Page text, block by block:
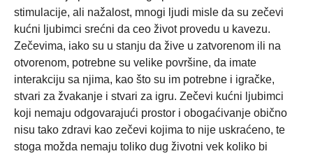
stimulacije, ali nažalost, mnogi ljudi misle da su zečevi
kućni ljubimci srećni da ceo život provedu u kavezu.
Zečevima, iako su u stanju da žive u zatvorenom ili na
otvorenom, potrebne su velike površine, da imate
interakciju sa njima, kao što su im potrebne i igračke,
stvari za žvakanje i stvari za igru. Zečevi kućni ljubimci
koji nemaju odgovarajući prostor i obogaćivanje obično
nisu tako zdravi kao zečevi kojima to nije uskraćeno, te
stoga možda nemaju toliko dug životni vek koliko bi